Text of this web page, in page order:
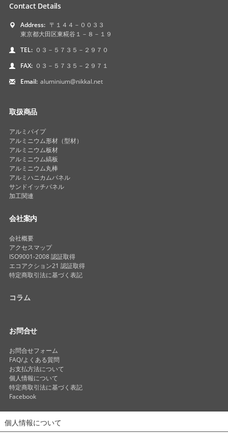
Contact Details
Address: 〒１４４－００３３
東京都大田区東糀谷１－８－１９
TEL: ０３－５７３５－２９７０
FAX: ０３－５７３５－２９７１
Email: aluminium@nikkal.net
取扱商品
アルミパイプ
アルミニウム形材（型材）
アルミニウム板材
アルミニウム縞板
アルミニウム丸棒
アルミハニカムパネル
サンドイッチパネル
加工関連
会社案内
会社概要
アクセスマップ
ISO9001-2008 認証取得
エコアクション21 認証取得
特定商取引法に基づく表記
コラム
お問合せ
お問合せフォーム
FAQ/よくある質問
お支払方法について
個人情報について
特定商取引法に基づく表記
Facebook
個人情報について